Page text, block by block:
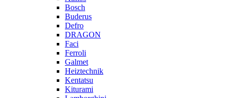
Bosch
Buderus
Defro
DRAGON
Faci
Ferroli
Galmet
Heiztechnik
Kentatsu
Kiturami